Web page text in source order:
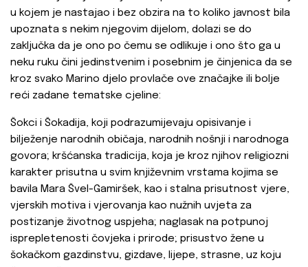
u kojem je nastajao i bez obzira na to koliko javnost bila
upoznata s nekim njegovim dijelom, dolazi se do
zaključka da je ono po čemu se odlikuje i ono što ga u
neku ruku čini jedinstvenim i posebnim je činjenica da se
kroz svako Marino djelo provlače ove značajke ili bolje
reći zadane tematske cjeline:
Šokci i Šokadija, koji podrazumijevaju opisivanje i
bilježenje narodnih običaja, narodnih nošnji i narodnoga
govora; kršćanska tradicija, koja je kroz njihov religiozni
karakter prisutna u svim književnim vrstama kojima se
bavila Mara Švel-Gamiršek, kao i stalna prisutnost vjere,
vjerskih motiva i vjerovanja kao nužnih uvjeta za
postizanje životnog uspjeha; naglasak na potpunoj
isprepletenosti čovjeka i prirode; prisustvo žene u
šokačkom gazdinstvu, gizdave, lijepe, strasne, uz koju